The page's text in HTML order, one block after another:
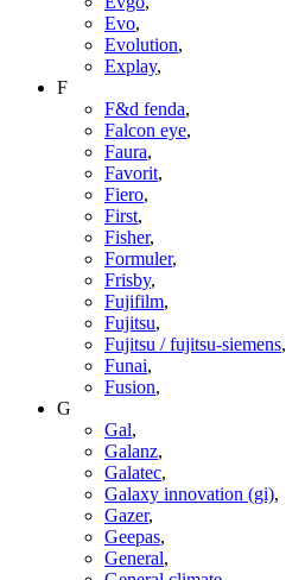
Evo,
Evolution,
Explay,
F
F&d fenda,
Falcon eye,
Faura,
Favorit,
Fiero,
First,
Fisher,
Formuler,
Frisby,
Fujifilm,
Fujitsu,
Fujitsu / fujitsu-siemens,
Funai,
Fusion,
G
Gal,
Galanz,
Galatec,
Galaxy innovation (gi),
Gazer,
Geepas,
General,